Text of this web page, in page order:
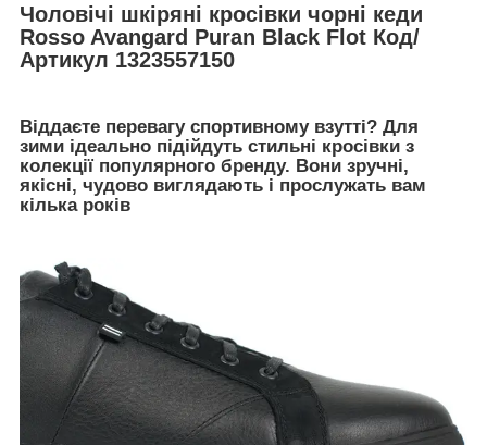
Чоловічі шкіряні кросівки чорні кеди
Rosso Avangard Puran Black Flot Код/
Артикул 1323557150
Віддаєте перевагу спортивному взутті? Для
зими ідеально підійдуть стильні кросівки з
колекції популярного бренду. Вони зручні,
якісні, чудово виглядають і прослужать вам
кілька років